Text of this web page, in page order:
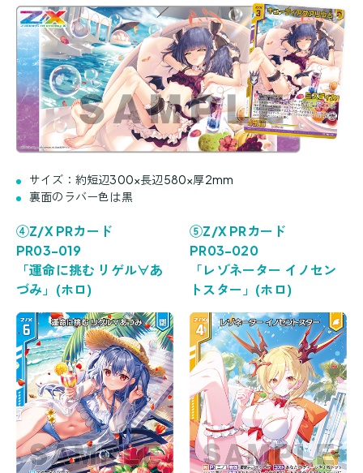
サイズ：約短辺300×長辺580×厚2mm
裏面のラバー色は黒
④Z/X PRカード
PR03-019
「運命に挑む リゲル∀あ
づみ」(ホロ)
⑤Z/X PRカード
PR03-020
「レゾネーター イノセン
トスター」(ホロ)